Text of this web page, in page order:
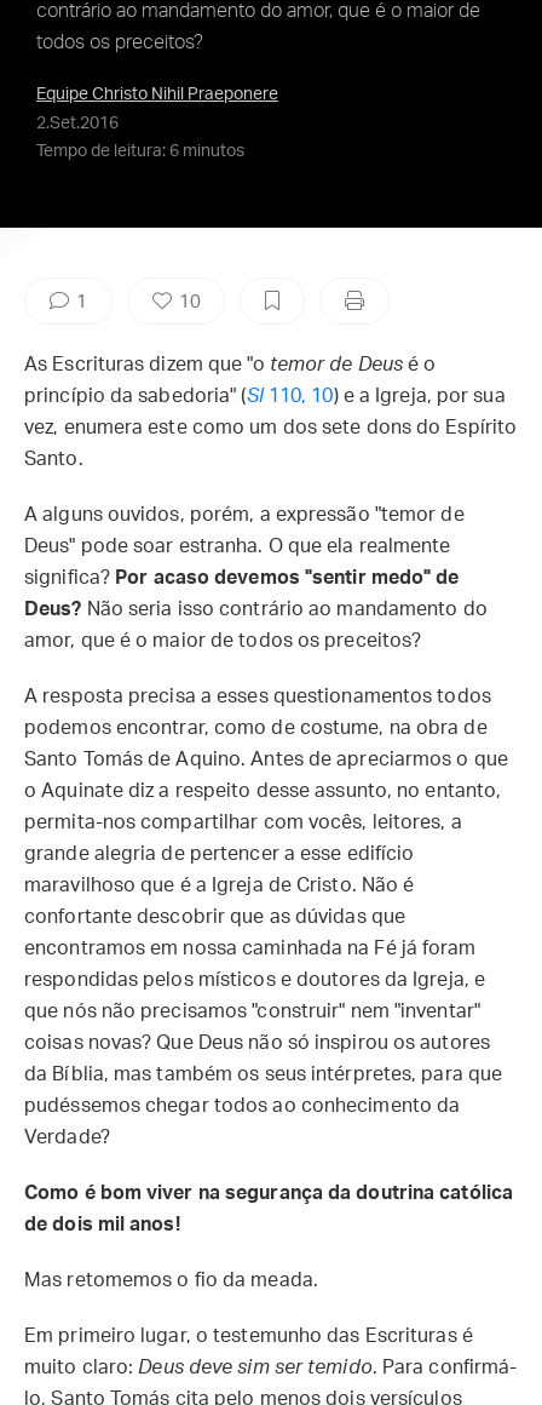
contrário ao mandamento do amor, que é o maior de
todos os preceitos?
Equipe Christo Nihil Praeponere
2.Set.2016
Tempo de leitura: 6 minutos
1 10
As Escrituras dizem que "o temor de Deus é o
princípio da sabedoria" (Sl110, 10) e a Igreja, por sua
vez, enumera este como um dos sete dons do Espírito
Santo.
A alguns ouvidos, porém, a expressão "temor de
Deus" pode soar estranha. O que ela realmente
significa? Por acaso devemos "sentir medo" de
Deus? Não seria isso contrário ao mandamento do
amor, que é o maior de todos os preceitos?
A resposta precisa a esses questionamentos todos
podemos encontrar, como de costume, na obra de
Santo Tomás de Aquino. Antes de apreciarmos o que
o Aquinate diz a respeito desse assunto, no entanto,
permita-nos compartilhar com vocês, leitores, a
grande alegria de pertencer a esse edifício
maravilhoso que é a Igreja de Cristo. Não é
confortante descobrir que as dúvidas que
encontramos em nossa caminhada na Fé já foram
respondidas pelos místicos e doutores da Igreja, e
que nós não precisamos "construir" nem "inventar"
coisas novas? Que Deus não só inspirou os autores
da Bíblia, mas também os seus intérpretes, para que
pudéssemos chegar todos ao conhecimento da
Verdade?
Como é bom viver na segurança da doutrina católica
de dois mil anos!
Mas retomemos o fio da meada.
Em primeiro lugar, o testemunho das Escrituras é
muito claro: Deus deve sim ser temido. Para confirmá-
lo, Santo Tomás cita pelo menos dois versículos